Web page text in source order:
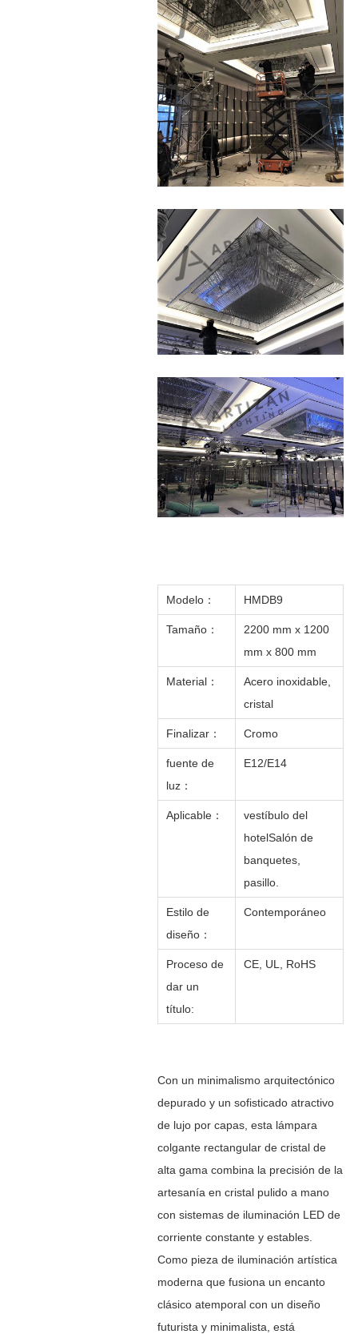
Modelo ： HMDB9
Tamaño ：
2200 mm x 1200
mm x 800 mm
Material ：
Acero inoxidable,
cristal
Finalizar ： Cromo
fuente de
luz ：
E12/E14
Aplicable ：
vestíbulo del
hotelSalón de
banquetes,
pasillo.
Estilo de
diseño ：
Contemporáneo
Proceso de
dar un
título:
CE, UL, RoHS
Con un minimalismo arquitectónico
depurado y un sofisticado atractivo
de lujo por capas, esta lámpara
colgante rectangular de cristal de
alta gama combina la precisión de la
artesanía en cristal pulido a mano
con sistemas de iluminación LED de
corriente constante y estables.
Como pieza de iluminación artística
moderna que fusiona un encanto
clásico atemporal con un diseño
futurista y minimalista, está